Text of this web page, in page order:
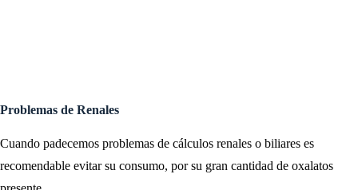
Problemas de Renales
Cuando padecemos problemas de cálculos renales o biliares es
recomendable evitar su consumo, por su gran cantidad de oxalatos